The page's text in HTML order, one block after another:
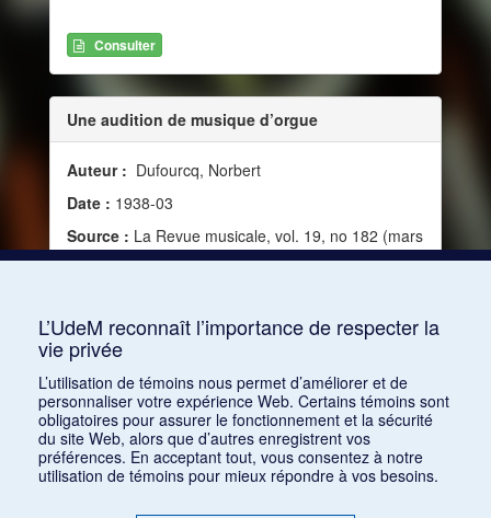
Consulter
Une audition de musique d’orgue
Auteur : Dufourcq, Norbert
Date : 1938-03
Source : La Revue musicale, vol. 19, no 182 (mars
1938)
L’UdeM reconnaît l’importance de respecter la
vie privée
L’utilisation de témoins nous permet d’améliorer et de
personnaliser votre expérience Web. Certains témoins sont
obligatoires pour assurer le fonctionnement et la sécurité
du site Web, alors que d’autres enregistrent vos
préférences. En acceptant tout, vous consentez à notre
utilisation de témoins pour mieux répondre à vos besoins.